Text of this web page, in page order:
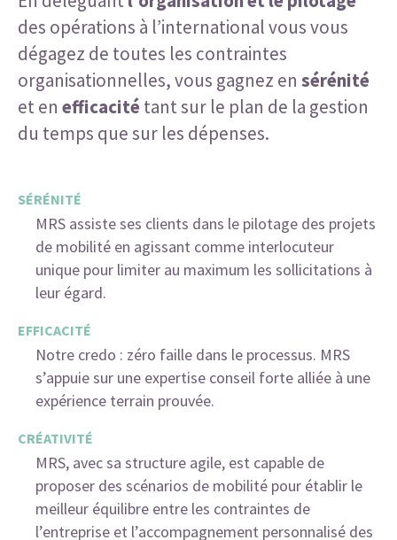
des opérations à l’international vous vous
dégagez de toutes les contraintes
organisationnelles, vous gagnez en sérénité
et en efficacité tant sur le plan de la gestion
du temps que sur les dépenses.
SÉRÉNITÉ
MRS assiste ses clients dans le pilotage des projets
de mobilité en agissant comme interlocuteur
unique pour limiter au maximum les sollicitations à
leur égard.
EFFICACITÉ
Notre credo : zéro faille dans le processus. MRS
s’appuie sur une expertise conseil forte alliée à une
expérience terrain prouvée.
CRÉATIVITÉ
MRS, avec sa structure agile, est capable de
proposer des scénarios de mobilité pour établir le
meilleur équilibre entre les contraintes de
l’entreprise et l’accompagnement personnalisé des